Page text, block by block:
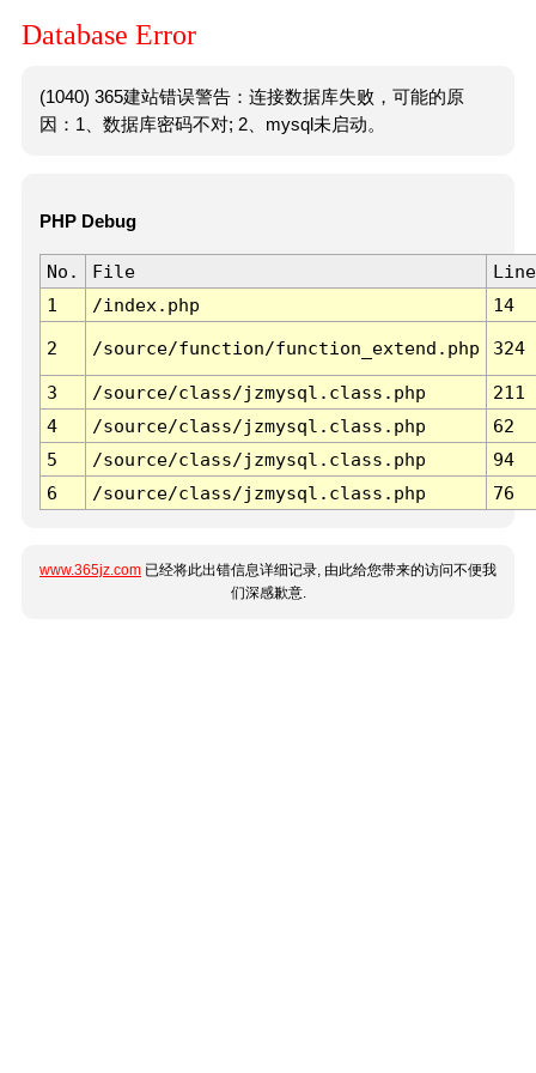
Database Error
(1040) 365建站错误警告：连接数据库失败，可能的原
因：1、数据库密码不对; 2、mysql未启动。
PHP Debug
No. File
Line
1
/index.php 14
2 /source/function/function_extend.php 324
3 /source/class/jzmysql.class.php
211
4
/source/class/jzmysql.class.php
62
5
/source/class/jzmysql.class.php
94
6
/source/class/jzmysql.class.php 76
www.365jz.com 已经将此出错信息详细记录, 由此给您带来的访问不便我
们深感歉意.